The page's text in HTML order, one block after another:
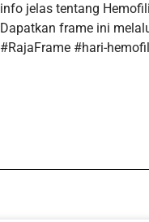
info jelas tentang
Dapatkan frame ini
#RajaFrame #hari-